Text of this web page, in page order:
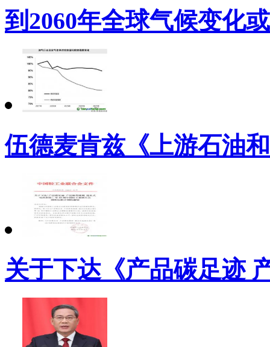
到2060年全球气候变化
伍德麦肯兹《上游石油
关于下达《产品碳足迹